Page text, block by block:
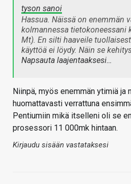
tyson sanoi
Hassua. Näissä on enemmän
kolmannessa tietokoneessani
Mt). En silti haaveile
käyttöä ei löydy. Näin se
Napsauta laajentaaksesi…
Niinpä, myös enemmän ytimiä ja
huomattavasti verrattuna
Pentiumiin mikä itselleni oli se
prosessori 11 000mk hintaan.
Kirjaudu sisään vastataksesi